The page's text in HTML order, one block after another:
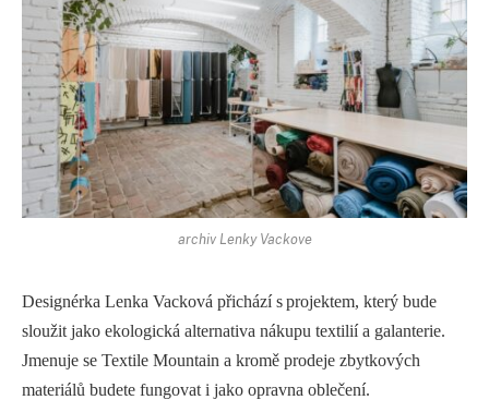
archiv Lenky Vackove
Designérka Lenka Vacková přichází s projektem, který bude
sloužit jako ekologická alternativa nákupu textilií a galanterie.
Jmenuje se Textile Mountain a kromě prodeje zbytkových
materiálů budete fungovat i jako opravna oblečení.